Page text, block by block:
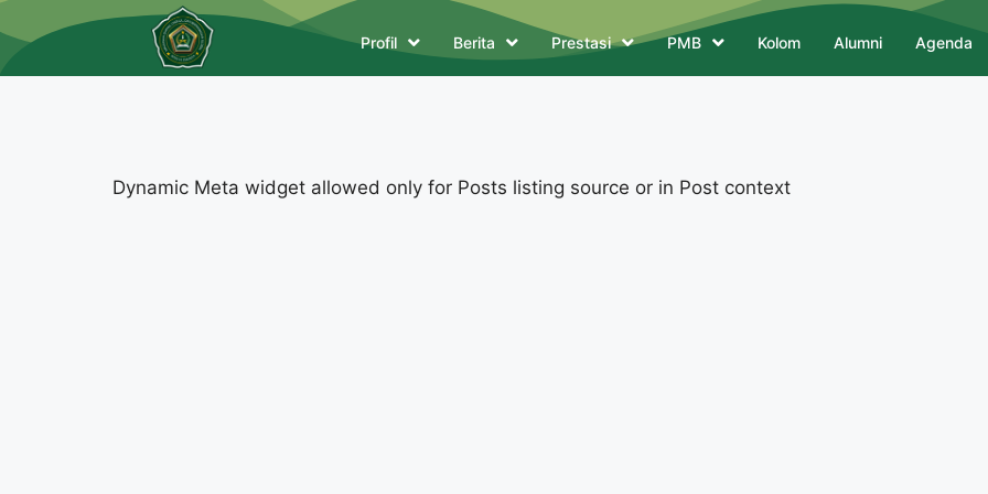
Profil Berita Prestasi PMB Kolom Alumni Agenda
Dynamic Meta widget allowed only for Posts listing source or in Post context